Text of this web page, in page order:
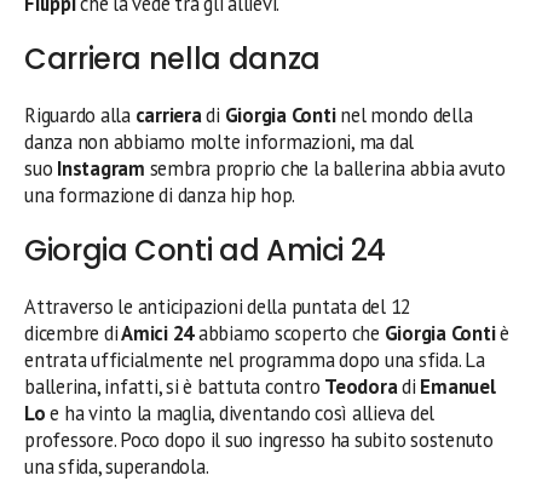
Carriera nella danza
Riguardo alla carrieradi Giorgia Continel mondo della
danza non abbiamo molte informazioni, ma dal
suo Instagram sembra proprio che la ballerina abbia avuto
una formazione di danza hip hop.
Giorgia Conti ad Amici 24
Attraverso le anticipazioni della puntata del 12
dicembre diAmici 24abbiamo scoperto che Giorgia Contiè
entrata ufficialmente nel programma dopo una sfida. La
ballerina, infatti, si è battuta contro Teodoradi Emanuel
Loe ha vinto la maglia, diventando così allieva del
professore. Poco dopo il suo ingresso ha subito sostenuto
una sfida, superandola.